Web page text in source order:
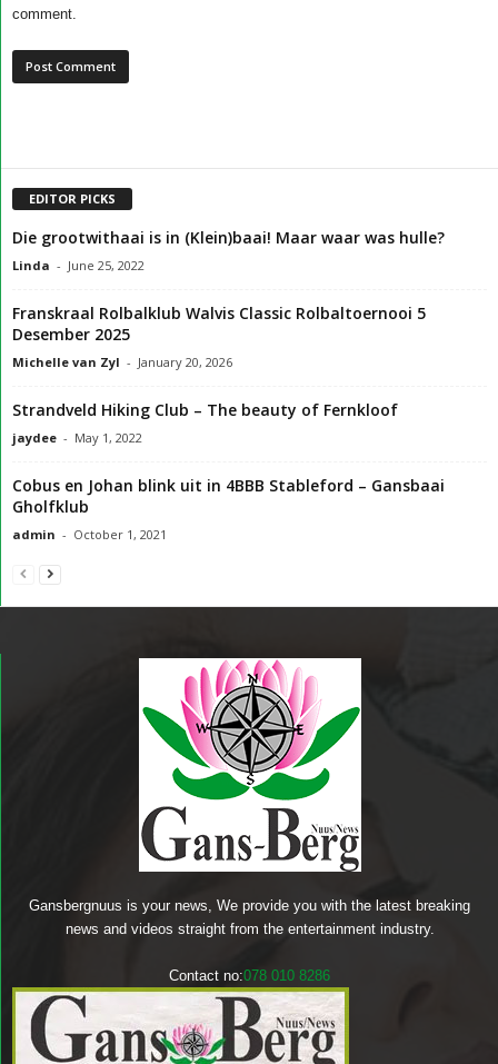
comment.
EDITOR PICKS
Die grootwithaai is in (Klein)baai! Maar waar was hulle?
Linda - June 25, 2022
Franskraal Rolbalklub Walvis Classic Rolbaltoernooi 5
Desember 2025
Michelle van Zyl - January 20, 2026
Strandveld Hiking Club – The beauty of Fernkloof
jaydee - May 1, 2022
Cobus en Johan blink uit in 4BBB Stableford – Gansbaai
Gholfklub
admin - October 1, 2021
Gansbergnuus is your news, We provide you with the latest breaking
news and videos straight from the entertainment industry.
Contact no:078 010 8286